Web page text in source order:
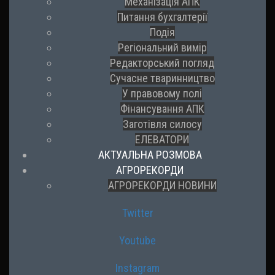
Питання бухгалтерії
Подія
Регіональний вимір
Редакторський погляд
Сучасне тваринництво
У правовому полі
Фінансування АПК
Заготівля силосу
ЕЛЕВАТОРИ
АКТУАЛЬНА РОЗМОВА
АГРОРЕКОРДИ
АГРОРЕКОРДИ НОВИНИ
Twitter
Youtube
Instagram